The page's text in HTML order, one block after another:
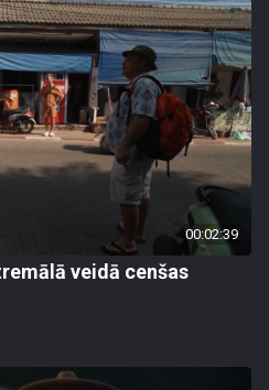
00:02:39
veidā cenšas